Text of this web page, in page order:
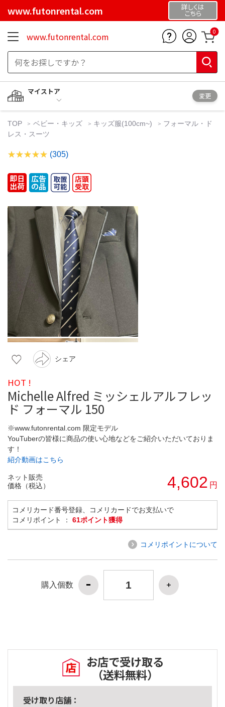
www.futonrental.com 詳しくは
こちら
www.futonrental.com 0
マイストア
変更
TOP ベビー・キッズ キッズ服(100cm~)
フォーマル・ド
レス・スーツ
(305)
シェア
HOT !
Michelle Alfred ミッシェルアルフレッ
ド フォーマル 150
※www.futonrental.com 限定モデル
YouTuberの皆様に商品の使い心地などをご紹介いただいておりま
す！
紹介動画はこちら
ネット販売
価格（税込）
4,602 円
コメリカード番号登録、コメリカードでお支払いで
コメリポイント ： 61ポイント獲得
コメリポイントについて
購入個数
お店で受け取る
（送料無料）
受け取り店舗：